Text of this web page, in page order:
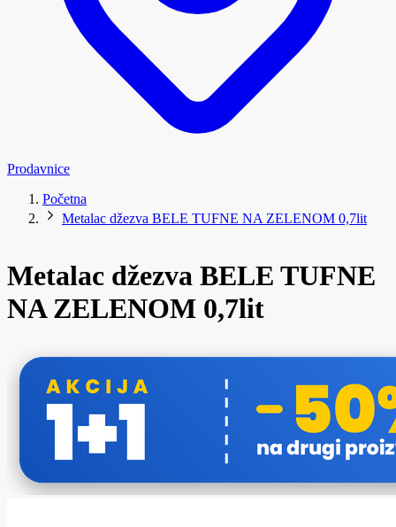
Prodavnice
Početna
Metalac džezva BELE TUFNE NA ZELENOM 0,7lit
Metalac džezva BELE TUFNE
NA ZELENOM 0,7lit